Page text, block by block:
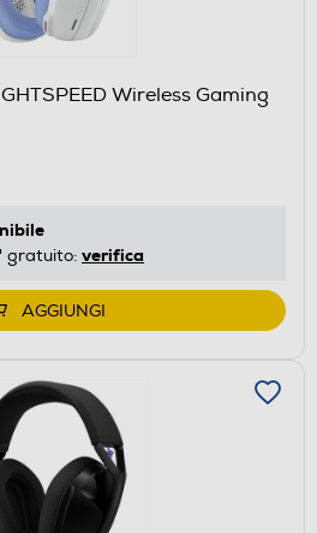
Wireless Gaming
gratuito: verifica
AGGIUNGI